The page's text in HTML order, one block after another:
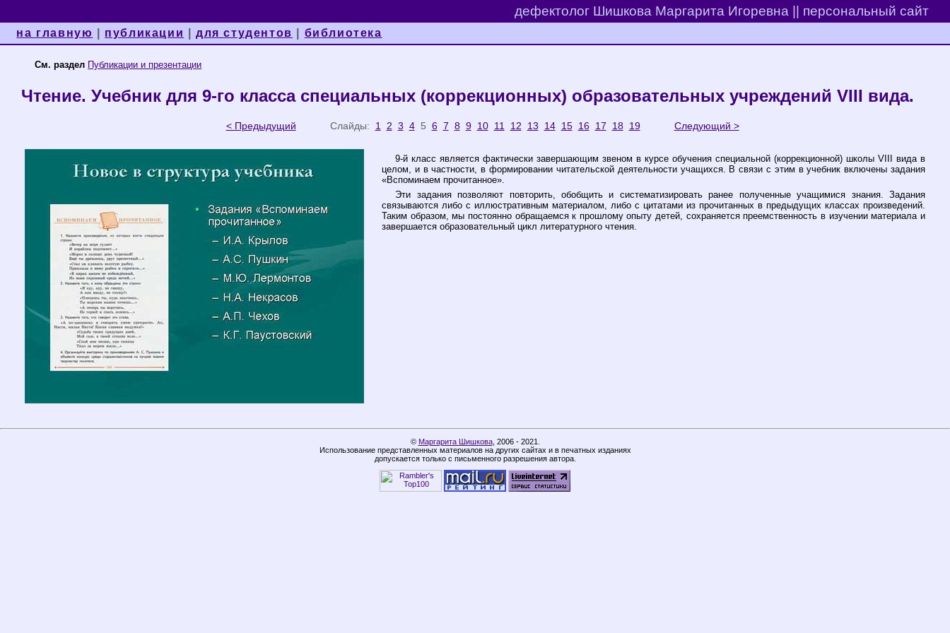
дефектолог Шишкова Маргарита Игоревна || персональный сайт
на главную публикации |для студентов библиотека
См. раздел Публикации и презентации
Чтение. Учебник для 9-го класса специальных (коррекционных) образовательных учреждений VIII вида.
< Предыдущий Слайды: 1 2 3 45 6 7 8 9 10 11 12 13 14 15 16 17 18 19 Следующий >
9-й класс является фактически завершающим звеном в курсе обучения специальной (коррекционной) школы VIII вида в
целом, и в частности, в формировании читательской деятельности учащихся. В связи с этим в учебник включены задания
«Вспоминаем прочитанное».
Эти задания позволяют повторить, обобщить и систематизировать ранее полученные учащимися знания. Задания
связываются либо с иллюстративным материалом, либо с цитатами из прочитанных в предыдущих классах произведений.
Таким образом, мы постоянно обращаемся к прошлому опыту детей, сохраняется преемственность в изучении материала и
завершается образовательный цикл литературного чтения.
© Маргарита Шишкова, 2006 - 2021.
Использование представленных материалов на других сайтах и в печатных изданиях
допускается только с письменного разрешения автора.